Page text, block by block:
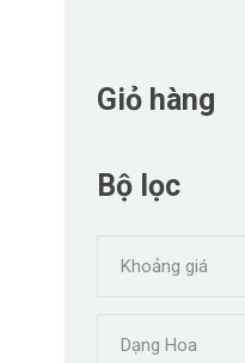
Giỏ hàng
Bộ lọc